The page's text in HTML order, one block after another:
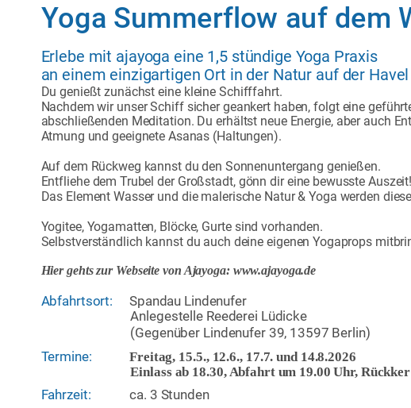
Yoga Summerflow auf dem
Erlebe mit ajayoga eine 1,5 stündige Yoga Praxis
an einem einzigartigen Ort in der Natur auf der
Du genießt zunächst eine kleine Schifffahrt.
Nachdem wir unser Schiff sicher geankert haben, folgt eine
abschließenden Meditation. Du erhältst neue Energie, aber auch
Atmung und geeignete Asanas (Haltungen).
Auf dem Rückweg kannst du den Sonnenuntergang genießen.
Entfliehe dem Trubel der Großstadt, gönn dir eine bewusste Auszeit!
Das Element Wasser und die malerische Natur & Yoga werden
Yogitee, Yogamatten, Blöcke, Gurte sind vorhanden.
Selbstverständlich kannst du auch deine eigenen Yogaprops
Hier gehts zur Webseite von Ajayoga: www.ajayoga.de
Abfahrtsort: Spandau Lindenufer
Anlegestelle Reederei Lüdicke
(Gegenüber Lindenufer 39, 13597 Berlin)
Termine: Freitag, 15.5., 12.6., 17.7. und 14.8.2026
Einlass ab 18.30, Abfahrt um 19.00 Uhr,
Fahrzeit:
ca. 3 Stunden